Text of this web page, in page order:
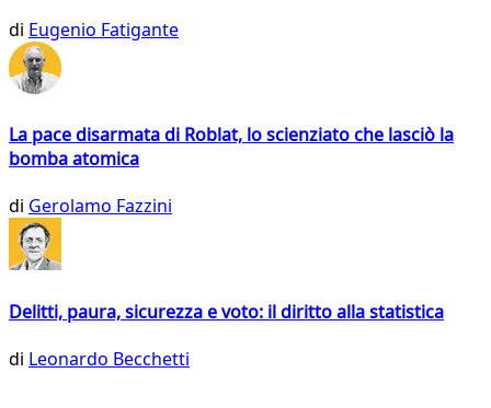
di Eugenio Fatigante
La pace disarmata di Roblat, lo scienziato che lasciò la
bomba atomica
di Gerolamo Fazzini
Delitti, paura, sicurezza e voto: il diritto alla statistica
di Leonardo Becchetti